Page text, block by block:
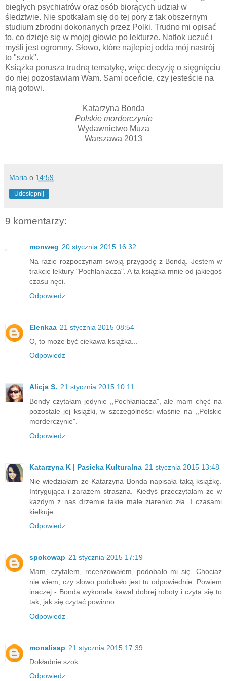
biegłych psychiatrów oraz osób biorących udział w
śledztwie. Nie spotkałam się do tej pory z tak obszernym
studium zbrodni dokonanych przez Polki. Trudno mi opisać
to, co dzieje się w mojej głowie po lekturze. Natłok uczuć i
myśli jest ogromny. Słowo, które najlepiej odda mój nastrój
to "szok".
Książka porusza trudną tematykę, więc decyzję o sięgnięciu
do niej pozostawiam Wam. Sami oceńcie, czy jesteście na
nią gotowi.
Katarzyna Bonda
Polskie morderczynie
Wydawnictwo Muza
Warszawa 2013
Maria o 14:59
Udostępnij
9 komentarzy:
monweg 20 stycznia 2015 16:32
Na razie rozpoczynam swoją przygodę z Bondą. Jestem w
trakcie lektury "Pochłaniacza". A ta książka mnie od jakiegoś
czasu nęci.
Odpowiedz
Elenkaa 21 stycznia 2015 08:54
O, to może być ciekawa książka...
Odpowiedz
Alicja S. 21 stycznia 2015 10:11
Bondy czytałam jedynie ,,Pochłaniacza", ale mam chęć na
pozostałe jej książki, w szczególności właśnie na ,,Polskie
morderczynie".
Odpowiedz
Katarzyna K | Pasieka Kulturalna 21 stycznia 2015 13:48
Nie wiedziałam że Katarzyna Bonda napisała taką książkę.
Intrygująca i zarazem straszna. Kiedyś przeczytałam że w
kazdym z nas drzemie takie małe ziarenko zła. I czasami
kiełkuje...
Odpowiedz
spokowap 21 stycznia 2015 17:19
Mam, czytałem, recenzowałem, podobało mi się. Chociaż
nie wiem, czy słowo podobało jest tu odpowiednie. Powiem
inaczej - Bonda wykonała kawał dobrej roboty i czyta się to
tak, jak się czytać powinno.
Odpowiedz
monalisap 21 stycznia 2015 17:39
Dokładnie szok...
Odpowiedz